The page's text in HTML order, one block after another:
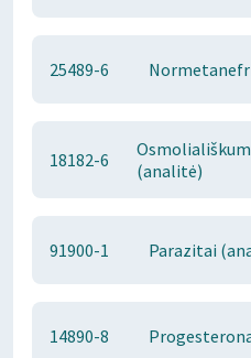
25489-6
18182-6
(analitė)
91900-1 Parazitai
14890-8